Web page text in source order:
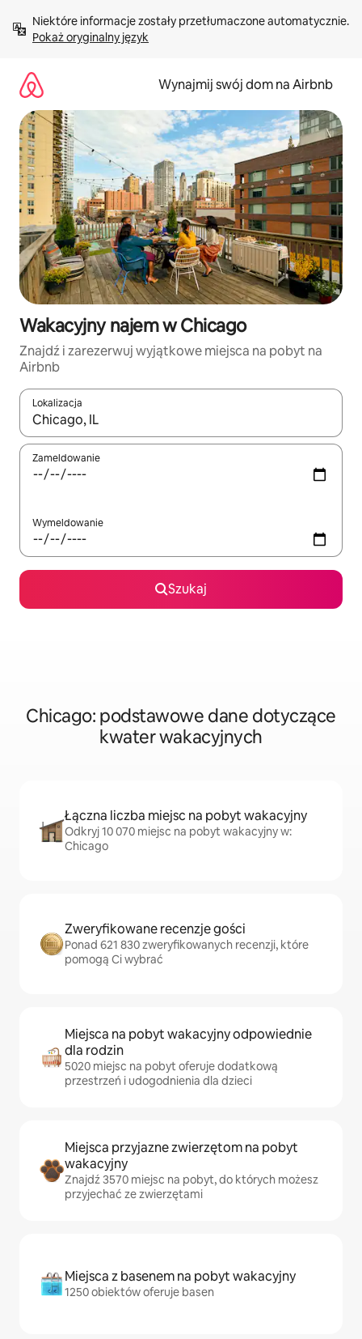
treści Pokaż oryginalny język
Wynajmij swój dom na Airbnb
Wakacyjny najem w Chicago
Znajdź i zarezerwuj wyjątkowe miejsca na pobyt na
Airbnb
Lokalizacja
Gdy wyniki będą dostępne, możesz poruszać się po nich za
Zameldowanie
Wymeldowanie
Szukaj
Chicago: podstawowe dane dotyczące
kwater wakacyjnych
Łączna liczba miejsc na pobyt wakacyjny
Odkryj 10 070 miejsc na pobyt wakacyjny w:
Chicago
Zweryfikowane recenzje gości
Ponad 621 830 zweryfikowanych recenzji, które
pomogą Ci wybrać
Miejsca na pobyt wakacyjny odpowiednie
dla rodzin
5020 miejsc na pobyt oferuje dodatkową
przestrzeń i udogodnienia dla dzieci
Miejsca przyjazne zwierzętom na pobyt
wakacyjny
Znajdź 3570 miejsc na pobyt, do których możesz
przyjechać ze zwierzętami
Miejsca z basenem na pobyt wakacyjny
1250 obiektów oferuje basen